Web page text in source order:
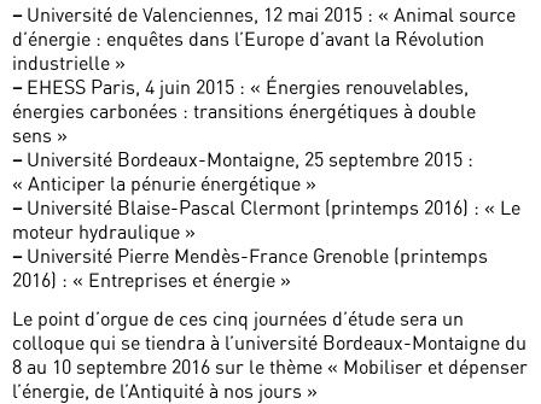
–Université de Valenciennes, 12 mai 2015 : « Animal source
d’énergie : enquêtes dans l’Europe d’avant la Révolution
industrielle »
–EHESS Paris, 4 juin 2015 : « Énergies renouvelables,
énergies carbonées : transitions énergétiques à double
sens »
–Université Bordeaux-Montaigne, 25 septembre 2015 :
« Anticiper la pénurie énergétique »
–Université Blaise-Pascal Clermont (printemps 2016) : « Le
moteur hydraulique »
–Université Pierre Mendès-France Grenoble (printemps
2016) : « Entreprises et énergie »
Le point d’orgue de ces cinq journées d’étude sera un
colloque qui se tiendra à l’université Bordeaux-Montaigne du
8 au 10 septembre 2016 sur le thème « Mobiliser et dépenser
l’énergie, de l’Antiquité à nos jours »